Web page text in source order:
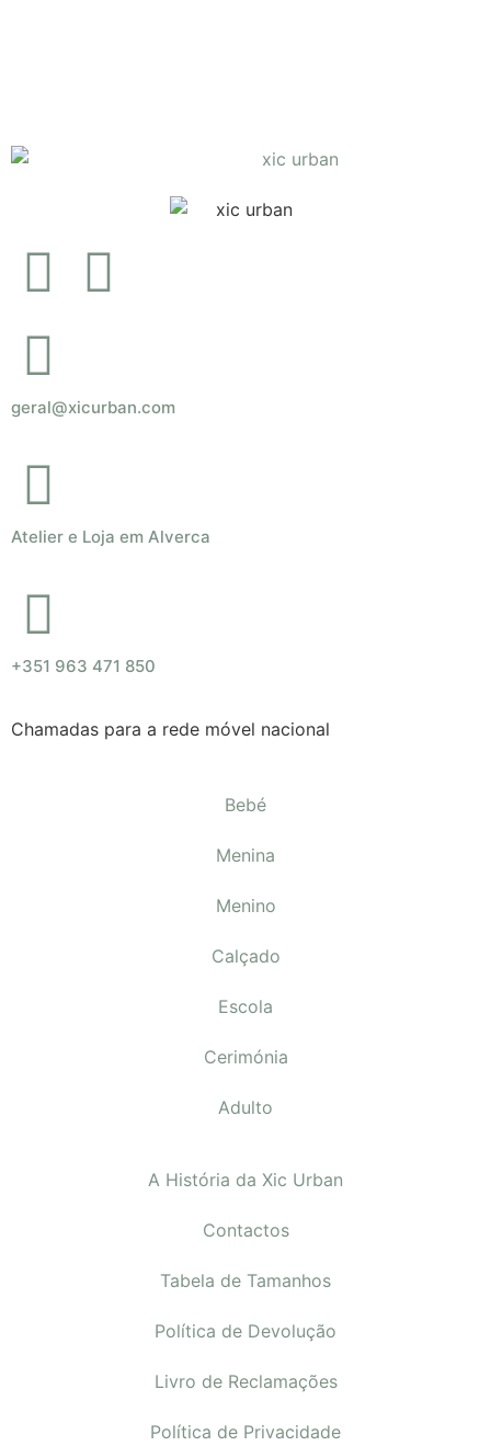
geral@xicurban.com
Atelier e Loja em Alverca
+351 963 471 850
Chamadas para a rede móvel nacional
Bebé
Menina
Menino
Calçado
Escola
Cerimónia
Adulto
A História da Xic Urban
Contactos
Tabela de Tamanhos
Política de Devolução
Livro de Reclamações
Política de Privacidade